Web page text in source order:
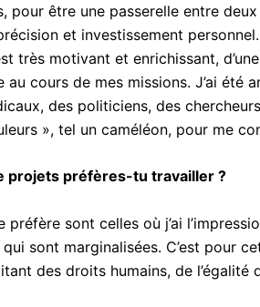
pour être une passerelle entre
et investissement
très motivant et enrichissant,
au cours de mes missions. J’ai
des politiciens, des
», tel un caméléon, pour me
projets préfères-tu travailler ?
préfère sont celles où j’ai
sont marginalisées. C’est pour
des droits humains, de